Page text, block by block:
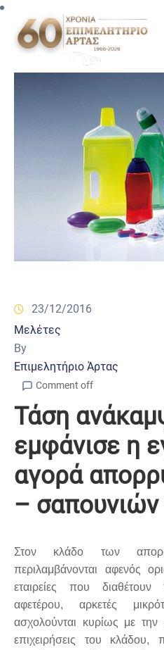
23/12/2016
Μελέτες
By
Επιμελητήριο Άρτας
Comment off
Τάση
εμφάνισε η
αγορά
–
Στον κλάδο των
περιλαμβάνονται αφενός
εταιρείες που διαθέτουν
αφετέρου, αρκετές
ασχολούνται κυρίως με
επιχειρήσεις του κλάδου,